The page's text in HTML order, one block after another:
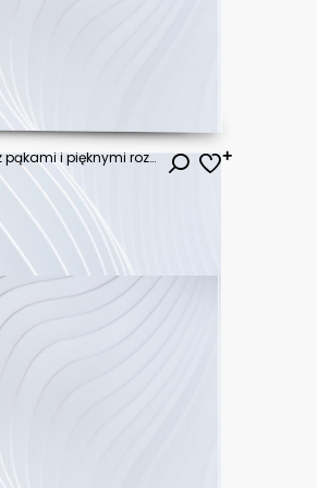
Różowa orchidea - gałązka z pąkami i pięknymi rozwiniętymi kwiatami. Ręcznie rysowana botaniczna ilustracja.